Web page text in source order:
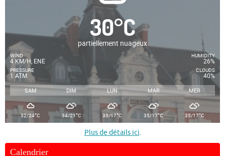
30°C
partiellement nuageux
WIND
4 KM/H, ENE
PRESSURE
1 ATM
HUMIDITY
26%
CLOUDS
40%
SAM DIM LUN MAR MER
32/24°C 34/21°C 35/17°C 35/17°C 35/17°C
Plus de détails ici.
Calendrier